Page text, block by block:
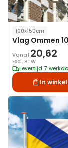
100x150cm
Vlag Ommen
Vanaf 20,62
Excl. BTW
Levertijd 7
In